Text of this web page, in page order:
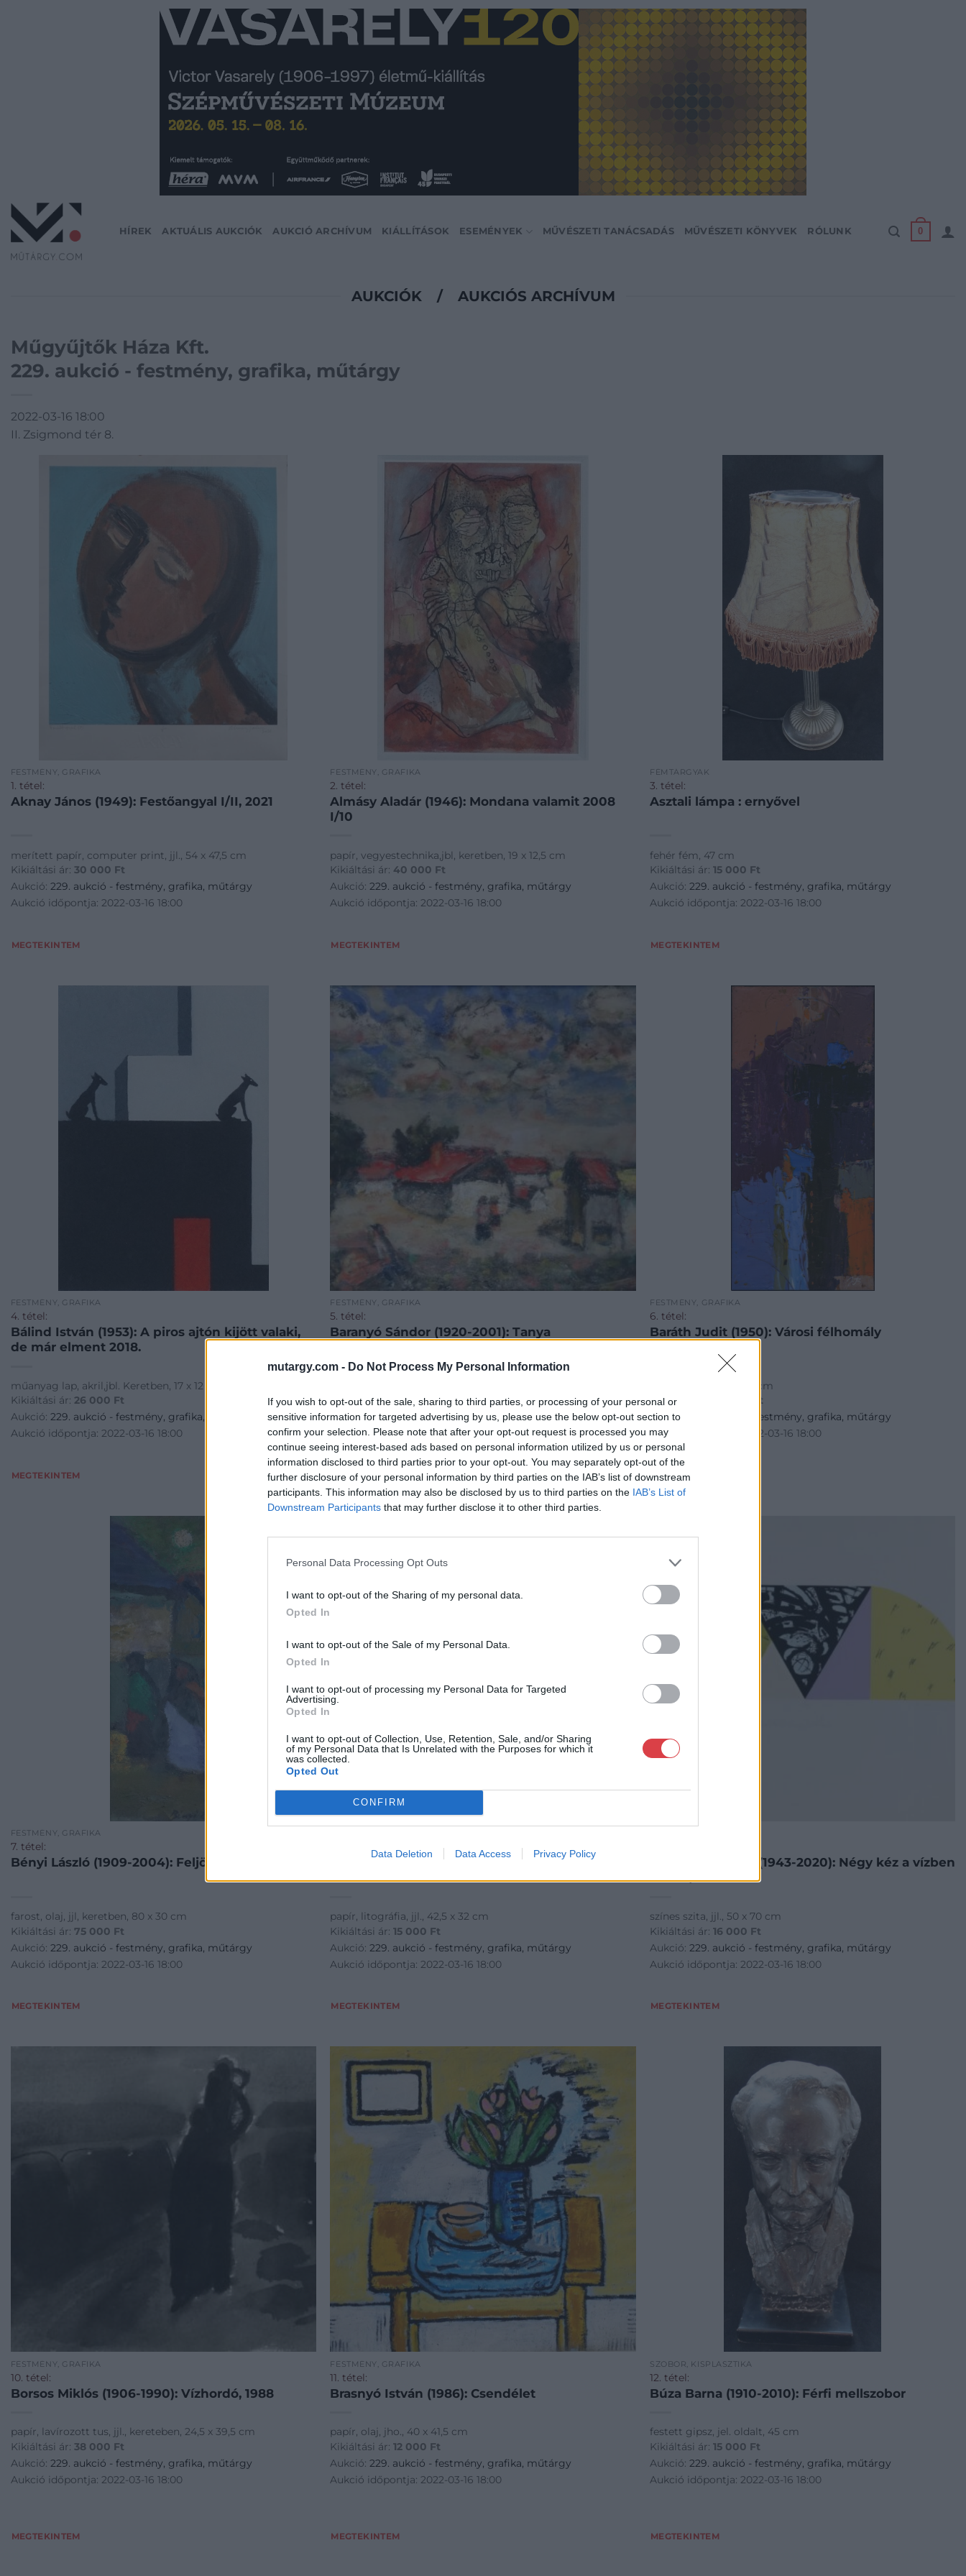
mutargy.com - Do Not Process My Personal Information
If you wish to opt-out of the sale, sharing to third parties, or processing of your personal or
sensitive information for targeted advertising by us, please use the below opt-out section to
confirm your selection. Please note that after your opt-out request is processed you may
continue seeing interest-based ads based on personal information utilized by us or personal
information disclosed to third parties prior to your opt-out. You may separately opt-out of the
further disclosure of your personal information by third parties on the IAB’s list of downstream
participants. This information may also be disclosed by us to third parties on the IAB’s List of
Downstream Participants that may further disclose it to other third parties.
Personal Data Processing Opt Outs
I want to opt-out of the Sharing of my personal data.
Opted In
I want to opt-out of the Sale of my Personal Data.
Opted In
I want to opt-out of processing my Personal Data for Targeted
Advertising.
Opted In
I want to opt-out of Collection, Use, Retention, Sale, and/or Sharing
of my Personal Data that Is Unrelated with the Purposes for which it
was collected.
Opted Out
CONFIRM
Data Deletion Data Access Privacy Policy
HÍREK AKTUÁLIS AUKCIÓK AUKCIÓ ARCHÍVUM KIÁLLÍTÁSOK ESEMÉNYEK MŰVÉSZETI TANÁCSADÁS MŰVÉSZETI KÖNYVEK RÓLUNK 0
AUKCIÓK / AUKCIÓS ARCHÍVUM
Műgyűjtők Háza Kft.
229. aukció - festmény, grafika, műtárgy
2022-03-16 18:00
II. Zsigmond tér 8.
FESTMÉNY, GRAFIKA
1. tétel:
Aknay János (1949): Festőangyal I/II, 2021
merített papír, computer print, jjl., 54 x 47,5 cm
Kikiáltási ár: 30 000 Ft
Aukció: 229. aukció - festmény, grafika, műtárgy
Aukció időpontja: 2022-03-16 18:00
MEGTEKINTEM
FESTMÉNY, GRAFIKA
2. tétel:
Almásy Aladár (1946): Mondana valamit 2008
I/10
papír, vegyestechnika,jbl, keretben, 19 x 12,5 cm
Kikiáltási ár: 40 000 Ft
Aukció:229. aukció - festmény, grafika, műtárgy
Aukció időpontja: 2022-03-16 18:00
MEGTEKINTEM
FÉMTÁRGYAK
3. tétel:
Asztali lámpa : ernyővel
fehér fém, 47 cm
Kikiáltási ár:15 000 Ft
Aukció:229. aukció - festmény, grafika, műtárgy
Aukció időpontja: 2022-03-16 18:00
MEGTEKINTEM
FESTMÉNY, GRAFIKA
4. tétel:
Bálind István (1953): A piros ajtón kijött valaki,
de már elment 2018.
műanyag lap, akril,jbl. Keretben, 17 x 12 cm
Kikiáltási ár: 26 000 Ft
Aukció: 229. aukció - festmény, grafika, műtárgy
Aukció időpontja: 2022-03-16 18:00
MEGTEKINTEM
FESTMÉNY, GRAFIKA
5. tétel:
Baranyó Sándor (1920-2001): Tanya
Kikiáltási ár: 75 000Ft
Aukció:229. aukció - festmény, grafika, műtárgy
Aukció időpontja: 2022-03-16 18:00
MEGTEKINTEM
FESTMÉNY, GRAFIKA
6. tétel:
Baráth Judit (1950): Városi félhomály
farost, olaj, jjl, 30 x 14 cm
Kikiáltási ár:
Ft
Aukció:
229. aukció - festmény, grafika, műtárgy
Aukció időpontja: 2022-03-16 18:00
MEGTEKINTEM
FESTMÉNY, GRAFIKA
7. tétel:
Bényi László (1909-2004): Feljön a hold, 1978
farost, olaj, jjl, keretben, 80 x 30 cm
Kikiáltási ár: 75 000 Ft
Aukció: 229. aukció - festmény, grafika, műtárgy
Aukció időpontja: 2022-03-16 18:00
MEGTEKINTEM
Bizse János (1920-1981): Erdőben I. 4/3, 1973
papír, litográfia, jjl., 42,5 x 32 cm
Kikiáltási ár:15 000 Ft
Aukció:229. aukció - festmény, grafika, műtárgy
Aukció időpontja: 2022-03-16 18:00
MEGTEKINTEM
Bodóczky István (1943-2020): Négy kéz a vízben
1990 7/30
színes szita, jjl., 50 x 70 cm
Kikiáltási ár:16 000 Ft
Aukció:229. aukció - festmény, grafika, műtárgy
Aukció időpontja: 2022-03-16 18:00
MEGTEKINTEM
FESTMÉNY, GRAFIKA
10. tétel:
Borsos Miklós (1906-1990): Vízhordó, 1988
papír, lavírozott tus, jjl., kereteben, 24,5 x 39,5 cm
Kikiáltási ár: 38 000 Ft
Aukció: 229. aukció - festmény, grafika, műtárgy
Aukció időpontja: 2022-03-16 18:00
MEGTEKINTEM
FESTMÉNY, GRAFIKA
11. tétel:
Brasnyó István (1986): Csendélet
papír, olaj, jho., 40 x 41,5 cm
Kikiáltási ár:12 000 Ft
Aukció:229. aukció - festmény, grafika, műtárgy
Aukció időpontja: 2022-03-16 18:00
MEGTEKINTEM
SZOBOR, KISPLASZTIKA
12. tétel:
Búza Barna (1910-2010): Férfi mellszobor
festett gipsz, jel. oldalt, 45 cm
Kikiáltási ár:15 000 Ft
Aukció:229. aukció - festmény, grafika, műtárgy
Aukció időpontja: 2022-03-16 18:00
MEGTEKINTEM